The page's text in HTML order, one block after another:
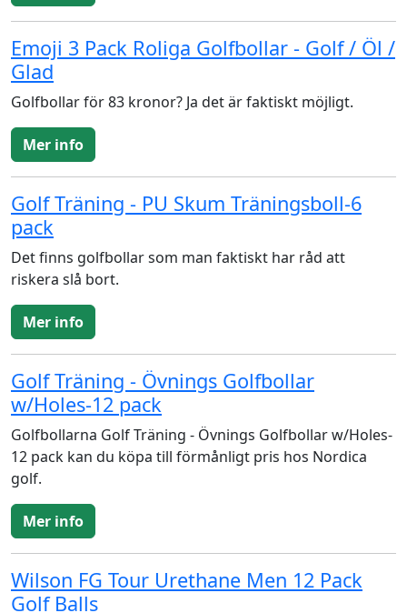
Emoji 3 Pack Roliga Golfbollar - Golf / Öl /
Glad
Golfbollar för 83 kronor? Ja det är faktiskt möjligt.
Mer info
Golf Träning - PU Skum Träningsboll-6
pack
Det finns golfbollar som man faktiskt har råd att
riskera slå bort.
Mer info
Golf Träning - Övnings Golfbollar
w/Holes-12 pack
Golfbollarna Golf Träning - Övnings Golfbollar w/Holes-
12 pack kan du köpa till förmånligt pris hos Nordica
golf.
Mer info
Wilson FG Tour Urethane Men 12 Pack
Golf Balls